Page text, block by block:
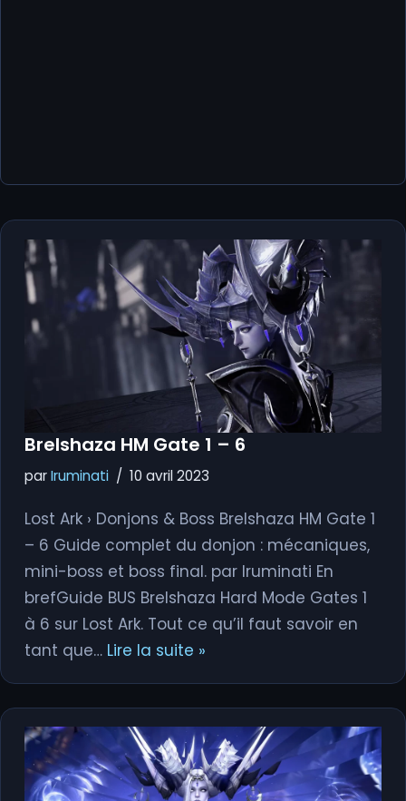
Brelshaza HM Gate 1 – 6
parIruminati 10 avril 2023
Lost Ark › Donjons & Boss Brelshaza HM Gate 1
– 6 Guide complet du donjon : mécaniques,
mini-boss et boss final. par Iruminati En
brefGuide BUS Brelshaza Hard Mode Gates 1
à 6 sur Lost Ark. Tout ce qu’il faut savoir en
tant que… Lire la suite »